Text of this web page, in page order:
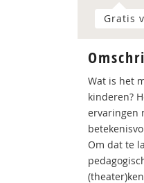
Gratis
Wat is het
kinderen?
ervaringen
Om dat te